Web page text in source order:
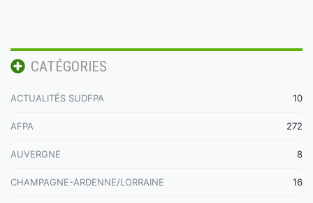
CATÉGORIES
ACTUALITÉS SUDFPA 10
AFPA 272
AUVERGNE 8
CHAMPAGNE-ARDENNE/LORRAINE 16